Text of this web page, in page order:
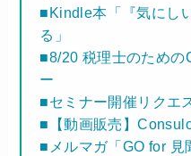
■Kindle本「『気にし
る」
■8/20 税理士のための
ー
■セミナー開催リクエ
■【動画販売】
■メルマガ「GO for 見